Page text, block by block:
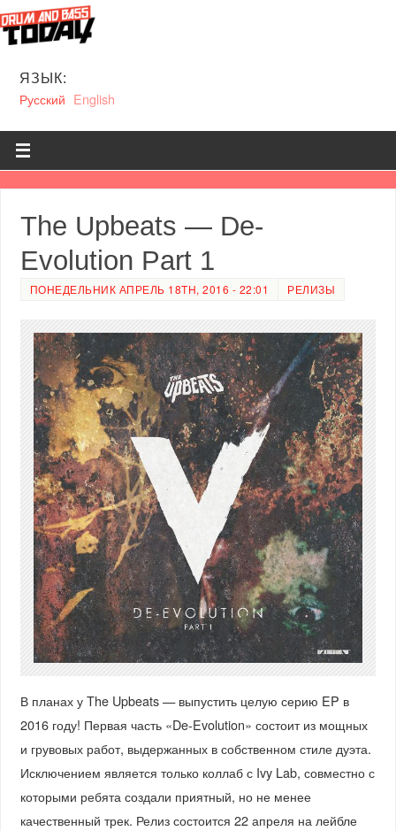
ЯЗЫК:
Русский English
The Upbeats — De-
Evolution Part 1
ПОНЕДЕЛЬНИК АПРЕЛЬ 18TH, 2016 - 22:01 РЕЛИЗЫ
В планах у The Upbeats — выпустить целую серию EP в
2016 году! Первая часть «De-Evolution» состоит из мощных
и грувовых работ, выдержанных в собственном стиле дуэта.
Исключением является только коллаб с Ivy Lab, совместно с
которыми ребята создали приятный, но не менее
качественный трек. Релиз состоится 22 апреля на лейбле